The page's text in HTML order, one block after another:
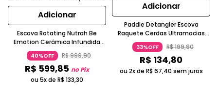
Adicionar
Escova Rotating Nutrah Be
Emotion Cerâmica Infundida
Com Óleo De Abacate Verde
Claro
40%OFF R$999,90
R$ 599,85 no Pix
ou 5x de R$ 133,30
Adicionar
Paddle Detangler Escova
Raquete Cerdas Ultramacias
IntelliFlex Preta WetBrush
33%OFF R$199,90
R$ 134,80
ou 2x de R$ 67,40 sem juros